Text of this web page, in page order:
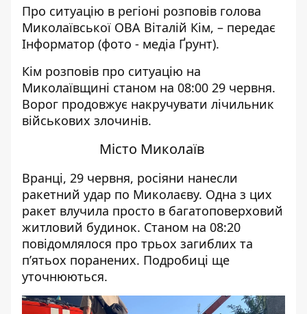
Про ситуацію в регіоні розповів голова
Миколаївської ОВА Віталій Кім, – передає
Інформатор (фото - медіа Ґрунт).
Кім розповів про ситуацію на
Миколаївщині станом на 08:00 29 червня.
Ворог продовжує накручувати лічильник
військових злочинів.
Місто Миколаїв
Вранці, 29 червня, росіяни нанесли
ракетний удар по Миколаєву. Одна з цих
ракет влучила просто в багатоповерховий
житловий будинок. Станом на 08:20
повідомлялося про трьох загиблих та
п’ятьох поранених. Подробиці ще
уточнюються.